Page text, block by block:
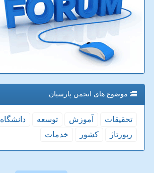
موضوع های انجمن پارسیان
تحقیقات آموزش توسعه دانشگاه
رپورتاژ
كشور خدمات